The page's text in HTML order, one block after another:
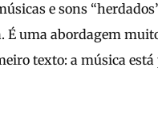
e sons
É uma abordagem
texto: a música está